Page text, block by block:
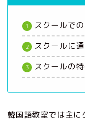
スクールで
スクールに
スクールの
韓国語教室では主に